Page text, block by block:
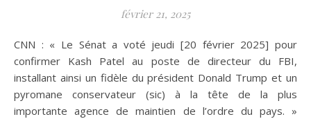
février 21, 2025
CNN : « Le Sénat a voté jeudi [20 février 2025] pour
confirmer Kash Patel au poste de directeur du FBI,
installant ainsi un fidèle du président Donald Trump et un
pyromane conservateur (sic) à la tête de la plus
importante agence de maintien de l’ordre du pays. »